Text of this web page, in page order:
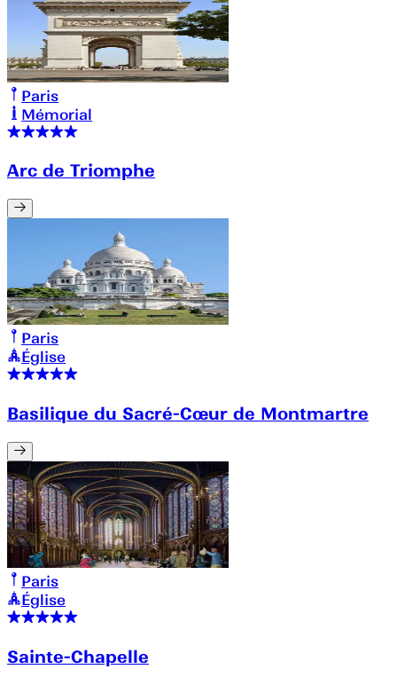
Paris
Mémorial
Arc de Triomphe
Paris
Église
Basilique du Sacré-Cœur de Montmartre
Paris
Église
Sainte-Chapelle